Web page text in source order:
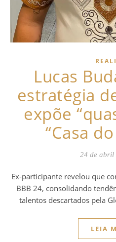
Lucas
estratégia
expõe
“Casa
24 de abril
Ex-participante revelou que conheceu Vini nas seletivas do
BBB 24, consolidando
talentos descartados pela
LEIA